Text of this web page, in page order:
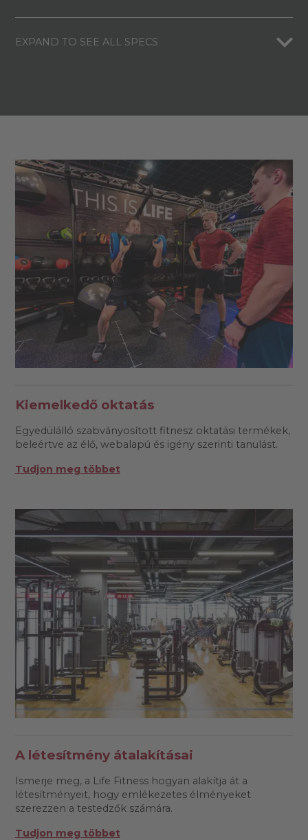
EXPAND TO SEE ALL SPECS
Kiemelkedő oktatás
Egyedülálló szabványosított fitnesz oktatási termékek,
beleértve az élő, webalapú és igény szerinti tanulást.
Tudjon meg többet
A létesítmény átalakításai
Ismerje meg, a Life Fitness hogyan alakítja át a
létesítményeit, hogy emlékezetes élményeket
szerezzen a testedzők számára.
Tudjon meg többet